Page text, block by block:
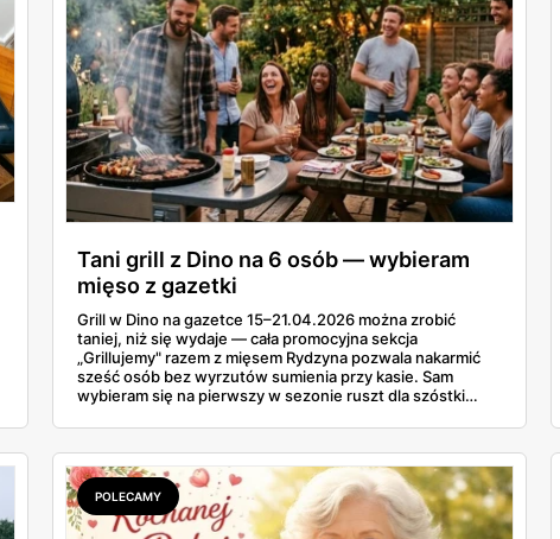
Tani grill z Dino na 6 osób — wybieram
mięso z gazetki
Grill w Dino na gazetce 15–21.04.2026 można zrobić
taniej, niż się wydaje — cała promocyjna sekcja
„Grillujemy" razem z mięsem Rydzyna pozwala nakarmić
sześć osób bez wyrzutów sumienia przy kasie. Sam
wybieram się na pierwszy w sezonie ruszt dla szóstki
porannej kawie. Kiełbasa Biesiadna za 11,99 zł,
marynowane udko z kurczaka po 15,99 zł za kilogram,
szynka wykwintna Rydzyna po 37,99. Sprawdzam, co
naprawdę wchodzi do koszyka, a co lepiej zostawić na
półce.
POLECAMY